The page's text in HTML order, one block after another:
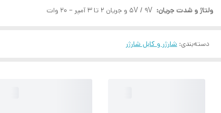
ولتاژ و شدت جریان: 5V / 9V و جریان 2 تا 3 آمپر – 20 وات
دسته‌بندی: شارژر و کابل شارژر